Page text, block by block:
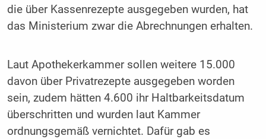
die über Kassenrezepte ausgegeben wurden, hat
das Ministerium zwar die Abrechnungen erhalten.
Laut Apothekerkammer sollen weitere 15.000
davon über Privatrezepte ausgegeben worden
sein, zudem hätten 4.600 ihr Haltbarkeitsdatum
überschritten und wurden laut Kammer
ordnungsgemäß vernichtet. Dafür gab es